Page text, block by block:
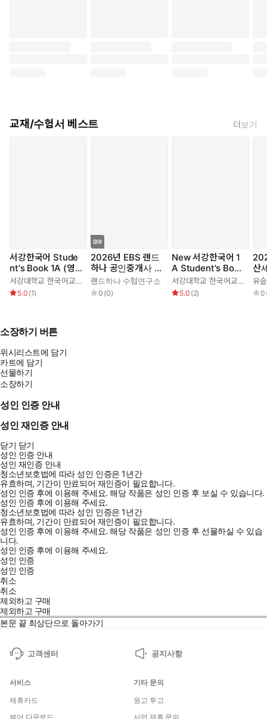
교재/수험서 베스트 더보기
서강한국어 Stude
nt's Book 1A (영
어판) 3rd edition서강대학교 한국어교육원
5.0 (1)
2026년 EBS 랜드
하나 공인중개사 올
인원요약집_부동산
공시법
랜드하나 수험연구소
0 (0)
New 서강한국어 1
A Student's Book
(영어판)
서강대학교 한국어교육원
5.0 (2)
산
편
무
유
0
소장하기 버튼
위시리스트에 담기
카트에 담기
선물하기
소장하기
성인 인증 안내
성인 재인증 안내
닫기 닫기
성인 인증 안내
성인 재인증 안내
청소년보호법에 따라 성인 인증은 1년간
유효하며, 기간이 만료되어 재인증이 필요합니다.
성인 인증 후에 이용해 주세요.해당 작품은 성인 인증 후 보실 수 있습니다.
성인 인증 후에 이용해 주세요.
청소년보호법에 따라 성인 인증은 1년간
유효하며, 기간이 만료되어 재인증이 필요합니다.
성인 인증 후에 이용해 주세요.해당 작품은 성인 인증 후 선물하실 수 있습
니다.
성인 인증 후에 이용해 주세요.
성인 인증
성인 인증
취소
취소
제외하고 구매
제외하고 구매
본문 끝 최상단으로 돌아가기
고객센터 공지사항
서비스
제휴카드
뷰어 다운로드
기타 문의
원고 투고
사업 제휴 문의